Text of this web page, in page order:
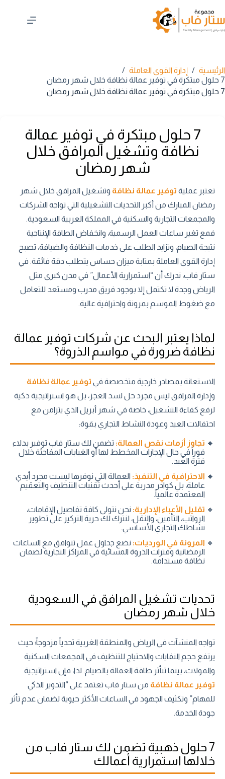
المحتوى
الرئيسية / إدارة القوى العاملة /
7 حلول مبتكرة في توفير عمالة نظافة خلال شهر رمضان
7 حلول مبتكرة في توفير عمالة نظافة خلال شهر رمضان
7 حلول مبتكرة في توفير عمالة
نظافة وتشغيل المرافق خلال
شهر رمضان
تعتبر عملية توفير عمالة نظافة وتشغيل المرافق خلال شهر
رمضان المبارك من أكبر التحديات التشغيلية التي تواجه الشركات
والمجمعات التجارية والسكنية في المملكة العربية السعودية.
فمع تغير ساعات العمل الرسمية، وانخفاض الطاقة الإنتاجية
نتيجة الصيام، وتزايد الطلب على خدمات النظافة والضيافة، تصبح
إدارة القوى العاملة بمثابة ميزان حساس يتطلب دقة فائقة. في
ستار فاب، ندرك أن “استمرارية الأعمال” في مدن كبرى مثل
الرياض وجدة لا تكتمل إلا بوجود فريق مدرب ومستعد للتعامل
مع ضغوط الموسم بمرونة واحترافية عالية.
لماذا يعتبر البحث عن شركات توفير عمالة
نظافة ضرورة في مواسم الذروة؟
الاستعانة بمصادر خارجية متخصصة في توفير عمالة نظافة
وإدارة المرافق ليس مجرد حل لسد العجز، بل هو استراتيجية ذكية
لرفع كفاءة التشغيل، خاصة في شهر أبريل الذي يتزامن مع
احتفالات العيد وعودة النشاط التجاري بقوة:
تجاوز أزمات نقص العمالة: تضمن لك ستار فاب توفير بدلاء
فوراً في حال الإجازات المخطط لها أو الغيابات المفاجئة خلال
فترة العيد.
الاحترافية في التنفيذ: العمالة التي نوفرها ليست مجرد أيدي
عاملة، بل كوادر مدربة على أحدث تقنيات التنظيف والتعقيم
المعتمدة عالمياً.
تقليل الأعباء الإدارية: نحن نتولى كافة تفاصيل الإقامات،
الرواتب، التأمين، والنقل، لنترك لك حرية التركيز على تطوير
نشاطك التجاري الأساسي.
المرونة في الورديات: نضع جداول عمل تتوافق مع الساعات
الرمضانية وفترات الذروة المسائية في المراكز التجارية لضمان
نظافة مستدامة.
تحديات تشغيل المرافق في السعودية
خلال شهر رمضان
تواجه المنشآت في الرياض والمنطقة الغربية تحدياً مزدوجاً؛ حيث
يرتفع حجم النفايات والاحتياج للتنظيف في المجمعات السكنية
والمولات، بينما تتأثر طاقة العمالة بالصيام. لذا، فإن استراتيجية
توفير عمالة نظافة من ستار فاب تعتمد على “التدوير الذكي
للمهام” وتكثيف الجهود في الساعات الأكثر حيوية لضمان عدم تأثر
جودة الخدمة.
7 حلول ذهبية تضمن لك ستار فاب من
خلالها استمرارية أعمالك